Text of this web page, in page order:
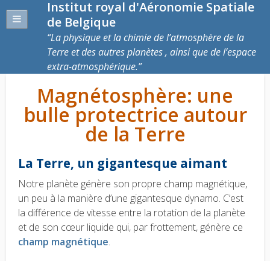
Institut royal d'Aéronomie Spatiale
de Belgique
La physique et la chimie de l’atmosphère de la
Terre et des autres planètes , ainsi que de l’espace
extra-atmosphérique.
Magnétosphère: une
bulle protectrice autour
de la Terre
La Terre, un gigantesque aimant
Notre planète génère son propre champ magnétique,
un peu à la manière d’une gigantesque dynamo. C’est
la différence de vitesse entre la rotation de la planète
et de son cœur liquide qui, par frottement, génère ce
champ magnétique.